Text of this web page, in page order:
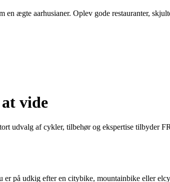
ægte aarhusianer. Oplev gode restauranter,
vide
udvalg af cykler, tilbehør og ekspertise tilbyder
på udkig efter en citybike, mountainbike eller